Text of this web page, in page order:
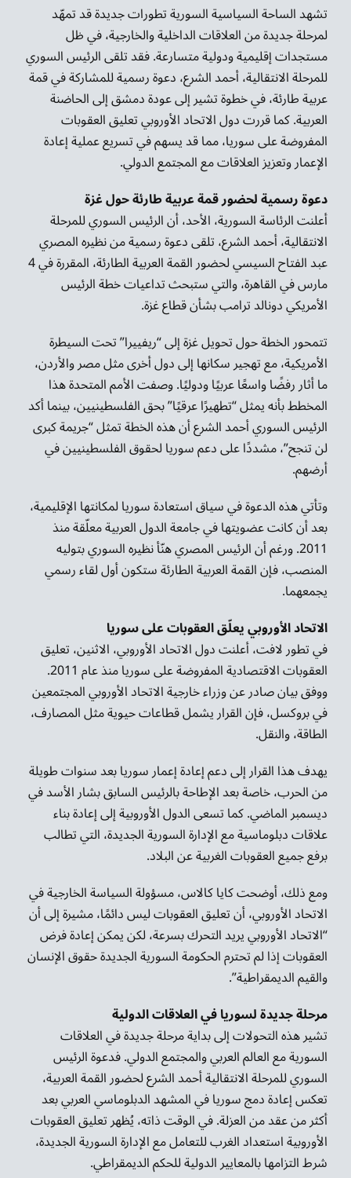
تشهد الساحة السياسية السورية تطورات جديدة قد تمهّد
لمرحلة جديدة من العلاقات الداخلية والخارجية، في ظل
مستجدات إقليمية ودولية متسارعة. فقد تلقى الرئيس السوري
للمرحلة الانتقالية، أحمد الشرع، دعوة رسمية للمشاركة في قمة
عربية طارئة، في خطوة تشير إلى عودة دمشق إلى الحاضنة
العربية. كما قررت دول الاتحاد الأوروبي تعليق العقوبات
المفروضة على سوريا، مما قد يسهم في تسريع عملية إعادة
الإعمار وتعزيز العلاقات مع المجتمع الدولي.
دعوة رسمية لحضور قمة عربية طارئة حول غزة
أعلنت الرئاسة السورية، الأحد، أن الرئيس السوري للمرحلة
الانتقالية، أحمد الشرع، تلقى دعوة رسمية من نظيره المصري
عبد الفتاح السيسي لحضور القمة العربية الطارئة، المقررة في 4
مارس في القاهرة، والتي ستبحث تداعيات خطة الرئيس
الأمريكي دونالد ترامب بشأن قطاع غزة.
تتمحور الخطة حول تحويل غزة إلى “ريفييرا” تحت السيطرة
الأمريكية، مع تهجير سكانها إلى دول أخرى مثل مصر والأردن،
ما أثار رفضًا واسعًا عربيًا ودوليًا. وصفت الأمم المتحدة هذا
المخطط بأنه يمثل “تطهيرًا عرقيًا” بحق الفلسطينيين، بينما أكد
الرئيس السوري أحمد الشرع أن هذه الخطة تمثل “جريمة كبرى
لن تنجح”، مشددًا على دعم سوريا لحقوق الفلسطينيين في
أرضهم.
وتأتي هذه الدعوة في سياق استعادة سوريا لمكانتها الإقليمية،
بعد أن كانت عضويتها في جامعة الدول العربية معلّقة منذ
2011. ورغم أن الرئيس المصري هنّأ نظيره السوري بتوليه
المنصب، فإن القمة العربية الطارئة ستكون أول لقاء رسمي
يجمعهما.
الاتحاد الأوروبي يعلّق العقوبات على سوريا
في تطور لافت، أعلنت دول الاتحاد الأوروبي، الاثنين، تعليق
العقوبات الاقتصادية المفروضة على سوريا منذ عام 2011.
ووفق بيان صادر عن وزراء خارجية الاتحاد الأوروبي المجتمعين
في بروكسل، فإن القرار يشمل قطاعات حيوية مثل المصارف،
الطاقة، والنقل.
يهدف هذا القرار إلى دعم إعادة إعمار سوريا بعد سنوات طويلة
من الحرب، خاصة بعد الإطاحة بالرئيس السابق بشار الأسد في
ديسمبر الماضي. كما تسعى الدول الأوروبية إلى إعادة بناء
علاقات دبلوماسية مع الإدارة السورية الجديدة، التي تطالب
برفع جميع العقوبات الغربية عن البلاد.
ومع ذلك، أوضحت كايا كالاس، مسؤولة السياسة الخارجية في
الاتحاد الأوروبي، أن تعليق العقوبات ليس دائمًا، مشيرة إلى أن
“الاتحاد الأوروبي يريد التحرك بسرعة، لكن يمكن إعادة فرض
العقوبات إذا لم تحترم الحكومة السورية الجديدة حقوق الإنسان
والقيم الديمقراطية”.
مرحلة جديدة لسوريا في العلاقات الدولية
تشير هذه التحولات إلى بداية مرحلة جديدة في العلاقات
السورية مع العالم العربي والمجتمع الدولي. فدعوة الرئيس
السوري للمرحلة الانتقالية أحمد الشرع لحضور القمة العربية،
تعكس إعادة دمج سوريا في المشهد الدبلوماسي العربي بعد
أكثر من عقد من العزلة. في الوقت ذاته، يُظهر تعليق العقوبات
الأوروبية استعداد الغرب للتعامل مع الإدارة السورية الجديدة،
شرط التزامها بالمعايير الدولية للحكم الديمقراطي.